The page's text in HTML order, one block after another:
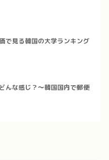
で見る韓国の大学ランキング
んな感じ？～韓国国内で郵便